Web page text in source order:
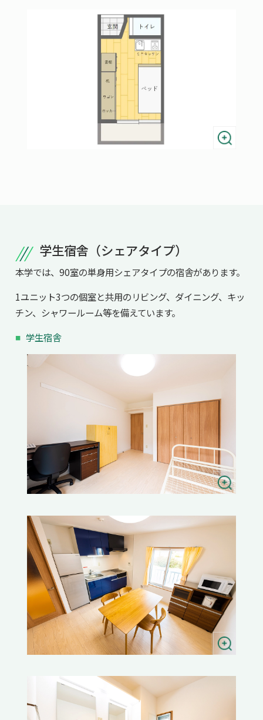
学生宿舎（シェアタイプ）
本学では、90室の単身用シェアタイプの宿舎があります。
1ユニット3つの個室と共用のリビング、ダイニング、キッ
チン、シャワールーム等を備えています。
学生宿舎